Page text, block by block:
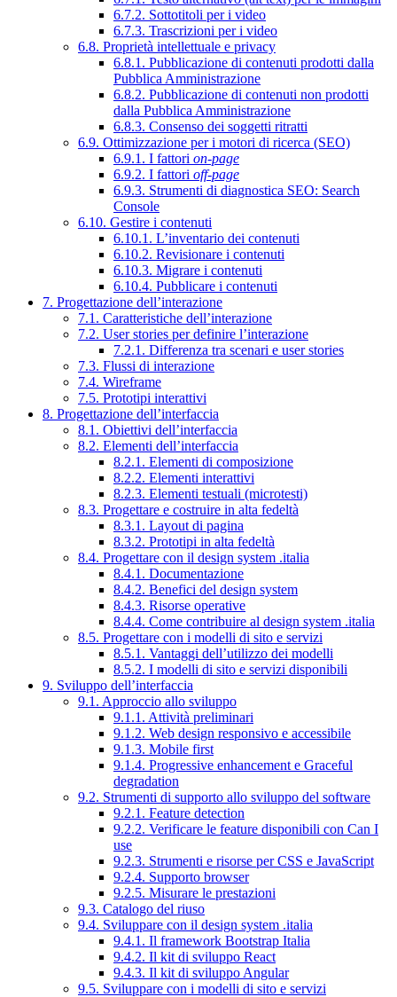
6.7.2. Sottotitoli per i video
6.7.3. Trascrizioni per i video
6.8. Proprietà intellettuale e privacy
6.8.1. Pubblicazione di contenuti prodotti dalla
Pubblica Amministrazione
6.8.2. Pubblicazione di contenuti non prodotti
dalla Pubblica Amministrazione
6.8.3. Consenso dei soggetti ritratti
6.9. Ottimizzazione per i motori di ricerca (SEO)
6.9.1. I fattori on-page
6.9.2. I fattori off-page
6.9.3. Strumenti di diagnostica SEO: Search
Console
6.10. Gestire i contenuti
6.10.1. L’inventario dei contenuti
6.10.2. Revisionare i contenuti
6.10.3. Migrare i contenuti
6.10.4. Pubblicare i contenuti
7. Progettazione dell’interazione
7.1. Caratteristiche dell’interazione
7.2. User stories per definire l’interazione
7.2.1. Differenza tra scenari e user stories
7.3. Flussi di interazione
7.4. Wireframe
7.5. Prototipi interattivi
8. Progettazione dell’interfaccia
8.1. Obiettivi dell’interfaccia
8.2. Elementi dell’interfaccia
8.2.1. Elementi di composizione
8.2.2. Elementi interattivi
8.2.3. Elementi testuali (microtesti)
8.3. Progettare e costruire in alta fedeltà
8.3.1. Layout di pagina
8.3.2. Prototipi in alta fedeltà
8.4. Progettare con il design system .italia
8.4.1. Documentazione
8.4.2. Benefici del design system
8.4.3. Risorse operative
8.4.4. Come contribuire al design system .italia
8.5. Progettare con i modelli di sito e servizi
8.5.1. Vantaggi dell’utilizzo dei modelli
8.5.2. I modelli di sito e servizi disponibili
9. Sviluppo dell’interfaccia
9.1. Approccio allo sviluppo
9.1.1. Attività preliminari
9.1.2. Web design responsivo e accessibile
9.1.3. Mobile first
9.1.4. Progressive enhancement e Graceful
degradation
9.2. Strumenti di supporto allo sviluppo del software
9.2.1. Feature detection
9.2.2. Verificare le feature disponibili con Can I
use
9.2.3. Strumenti e risorse per CSS e JavaScript
9.2.4. Supporto browser
9.2.5. Misurare le prestazioni
9.3. Catalogo del riuso
9.4. Sviluppare con il design system .italia
9.4.1. Il framework Bootstrap Italia
9.4.2. Il kit di sviluppo React
9.4.3. Il kit di sviluppo Angular
9.5. Sviluppare con i modelli di sito e servizi